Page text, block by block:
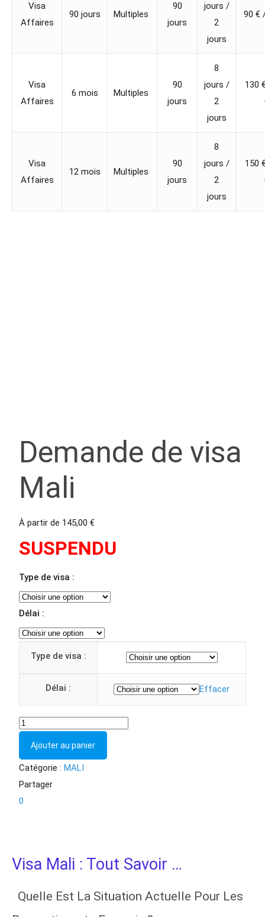
Visa
Affaires
90 jours Multiples
90
jours
jours /
2
jours
90 €
Visa
Affaires
6 mois Multiples
90
jours
8
jours /
2
jours
130
Visa
Affaires
12 mois Multiples
90
jours
8
jours /
2
jours
150
Demande de visa
Mali
À partir de 145,00 €
SUSPENDU
Type de visa :
Délai :
Type de visa :
Délai : Effacer
Ajouter au panier
Catégorie : MALI
Partager
0
Visa Mali : Tout Savoir …
Quelle Est La Situation Actuelle Pour Les